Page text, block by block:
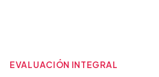
EVALUACIÓN INTEGRAL